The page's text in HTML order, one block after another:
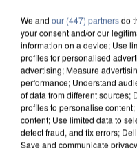
INCENDIES : L’ÎLE-
DE SOLIDARITÉ
We and our (447) partnersdo
your consent and/or our
information on a device; Use
profiles for personalised
advertising; Measure
performance; Understand
of data from different sources;
profiles to personalise
content; Use limited data to
detect fraud, and fix errors;
Save and communicate